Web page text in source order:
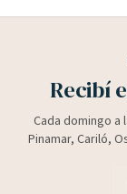
Recibí
Cada domingo a
Pinamar, Cariló,